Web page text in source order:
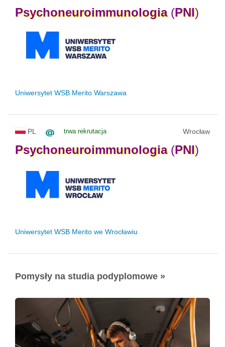
Psychoneuroimmunologia(PNI)
Uniwersytet WSB Merito Warszawa
PL trwa rekrutacja Wrocław
Psychoneuroimmunologia(PNI)
Uniwersytet WSB Merito we Wrocławiu
Pomysły na studia podyplomowe »